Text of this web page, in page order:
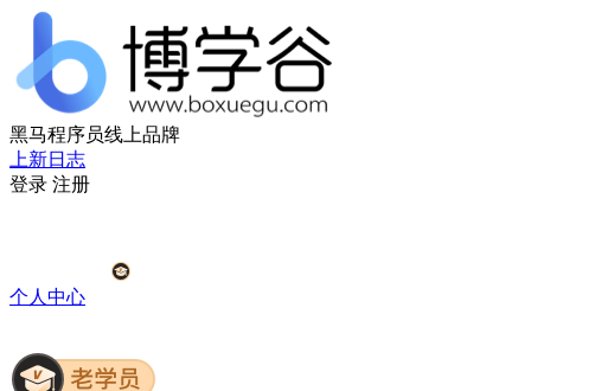
黑马程序员线上品牌
上新日志
登录 注册
个人中心